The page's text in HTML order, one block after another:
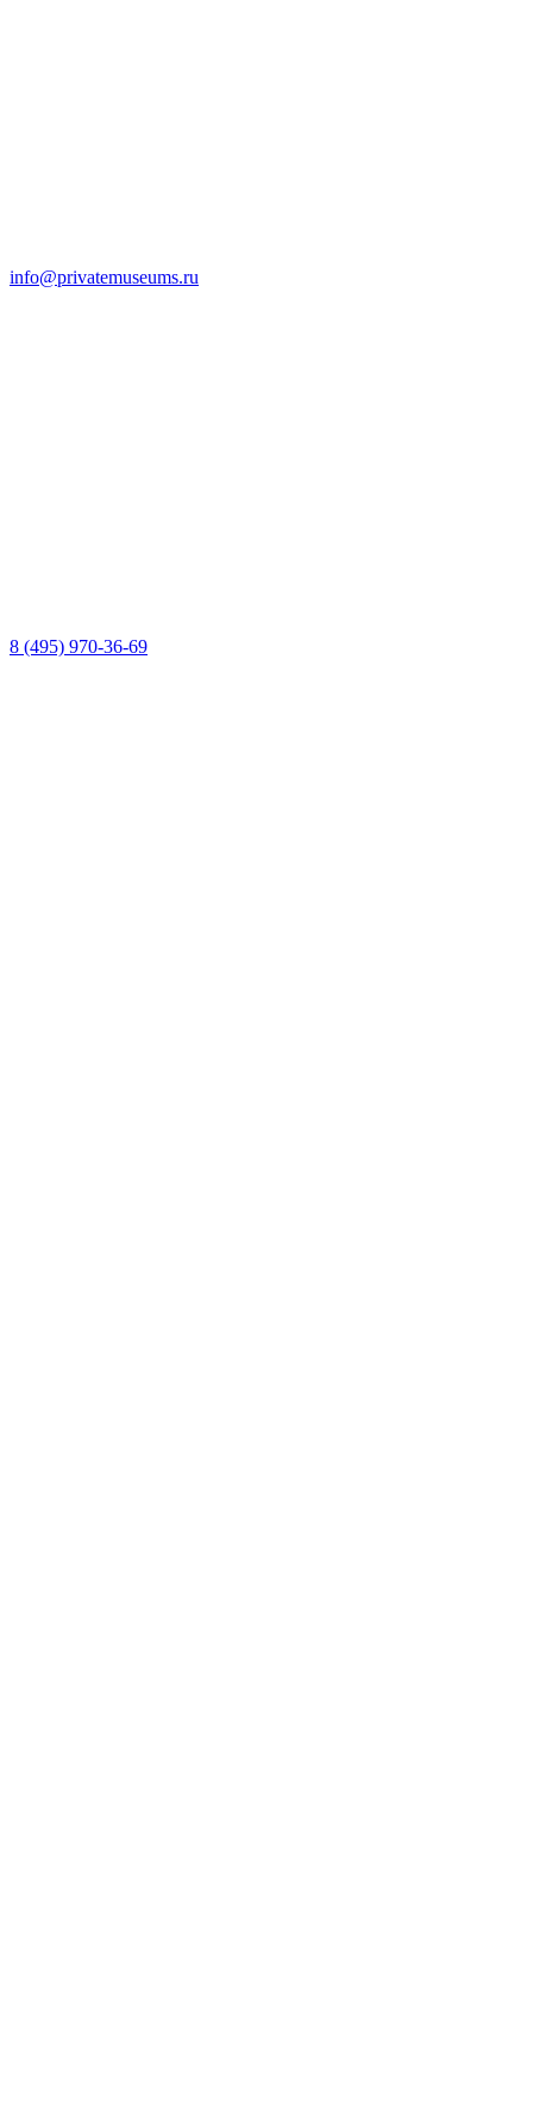
info@privatemuseums.ru
8 (495) 970-36-69